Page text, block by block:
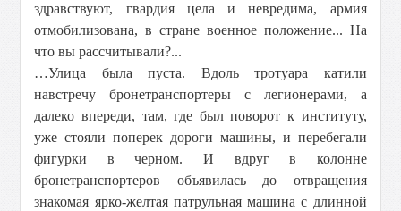
здравствуют, гвардия цела и невредима, армия
отмобилизована, в стране военное положение... На
что вы рассчитывали?...
…Улица была пуста. Вдоль тротуара катили
навстречу бронетранспортеры с легионерами, а
далеко впереди, там, где был поворот к институту,
уже стояли поперек дороги машины, и перебегали
фигурки в черном. И вдруг в колонне
бронетранспортеров объявилась до отвращения
знакомая ярко-желтая патрульная машина с длинной